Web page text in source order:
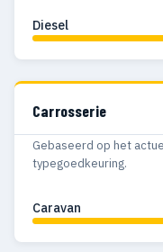
Diesel
Carrosserie
Gebaseerd op het
typegoedkeuring.
Caravan